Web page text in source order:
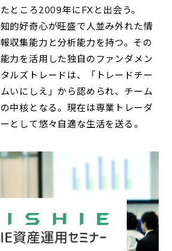
たところ2009年にFXと出会う。
知的好奇心が旺盛で人並み外れた情
報収集能力と分析能力を持つ。その
能力を活用した独自のファンダメン
タルズトレードは、「トレードチー
ムいにしえ」から認められ、チーム
の中核となる。現在は専業トレーダ
ーとして悠々自適な生活を送る。